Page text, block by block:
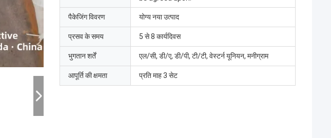
पैकेजिंग विवरण योग्य नया उत्पाद
प्रसव के समय 5 से 8 कार्यदिवस
भुगतान शर्तें एल/सी, डी/ए, डी/पी, टी/टी, वेस्टर्न यूनियन, मनीग्राम
आपूर्ति की क्षमता प्रति माह 3 सेट